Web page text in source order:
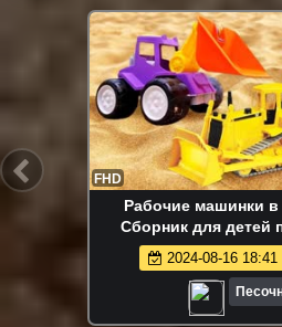
FHD
Маша Капуки Кануки
песочнице —
самых
2024-08-16 18:41